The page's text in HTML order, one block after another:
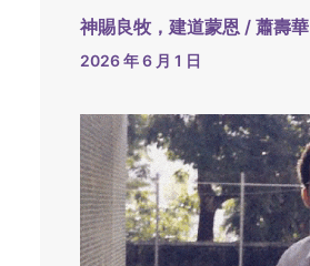
神賜良牧，建道蒙恩 / 蕭壽華
2026 年 6 月 1 日